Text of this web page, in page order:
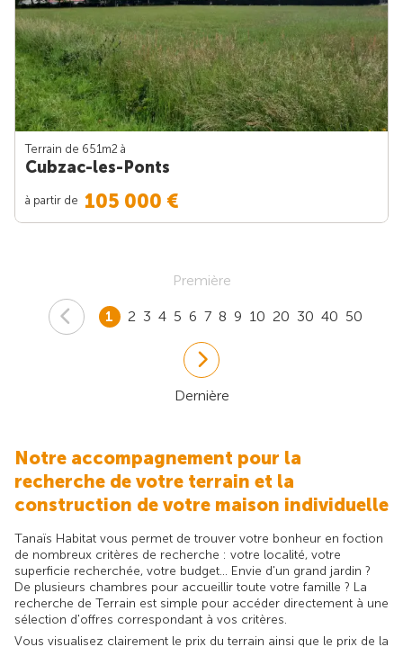
Terrain de 651m2 à
Cubzac-les-Ponts
à partir de 105 000 €
Première
1 2 3 4 5 6 7 8 9 10 20 30 40 50
Dernière
Notre accompagnement pour la
recherche de votre terrain et la
construction de votre maison individuelle
Tanaïs Habitat vous permet de trouver votre bonheur en foction
de nombreux critères de recherche : votre localité, votre
superficie recherchée, votre budget... Envie d'un grand jardin ?
De plusieurs chambres pour accueillir toute votre famille ? La
recherche de Terrain est simple pour accéder directement à une
sélection d'offres correspondant à vos critères.
Vous visualisez clairement le prix du terrain ainsi que le prix de la